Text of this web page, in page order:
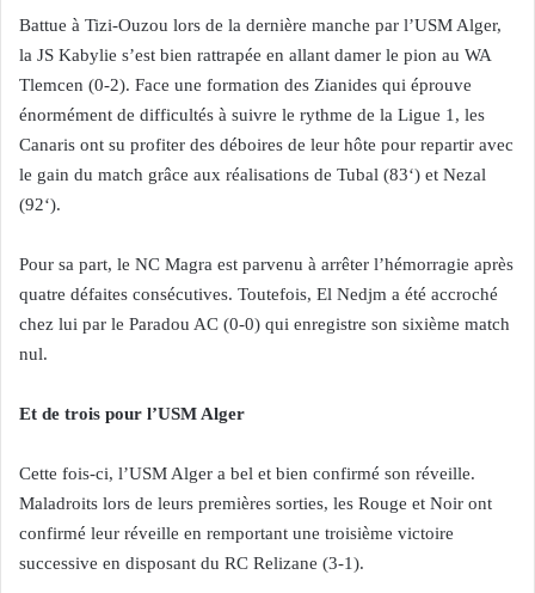
Battue à Tizi-Ouzou lors de la dernière manche par l’USM Alger,
la JS Kabylie s’est bien rattrapée en allant damer le pion au WA
Tlemcen (0-2). Face une formation des Zianides qui éprouve
énormément de difficultés à suivre le rythme de la Ligue 1, les
Canaris ont su profiter des déboires de leur hôte pour repartir avec
le gain du match grâce aux réalisations de Tubal (83‘) et Nezal
(92‘).
Pour sa part, le NC Magra est parvenu à arrêter l’hémorragie après
quatre défaites consécutives. Toutefois, El Nedjm a été accroché
chez lui par le Paradou AC (0-0) qui enregistre son sixième match
nul.
Et de trois pour l’USM Alger
Cette fois-ci, l’USM Alger a bel et bien confirmé son réveille.
Maladroits lors de leurs premières sorties, les Rouge et Noir ont
confirmé leur réveille en remportant une troisième victoire
successive en disposant du RC Relizane (3-1).